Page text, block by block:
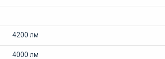
4200 лм
4000 лм